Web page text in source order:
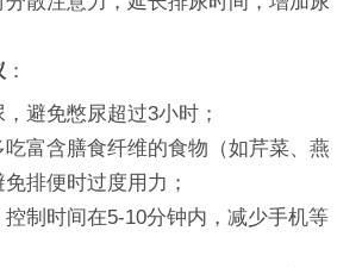
：
避免憋尿超过3小时；
富含膳食纤维的食物（如芹菜、燕
排便时过度用力；
制时间在5-10分钟内，减少手机等